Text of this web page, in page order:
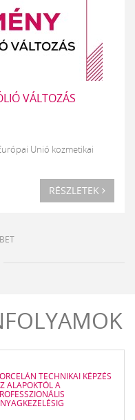
VÁLTOZÁS
Unió kozmetikai
RÉSZLETEK
TECHNIKAI KÉPZÉS
ALAPOKTÓL A